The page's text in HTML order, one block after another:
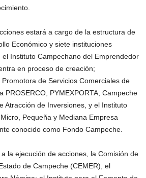
estará a cargo de la estructura de
Económico y siete instituciones
Instituto Campechano del Emprendedor
en proceso de creación;
Promotora de Servicios Comerciales de
PROSERCO, PYMEXPORTA, Campeche
Atracción de Inversiones, y el Instituto
Pequeña y Mediana Empresa
conocido como Fondo Campeche.
la ejecución de acciones, la Comisión de
de Campeche (CEMER), el